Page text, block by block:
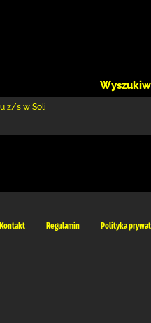
z/s w Soli
Kontakt Regulamin Polityka